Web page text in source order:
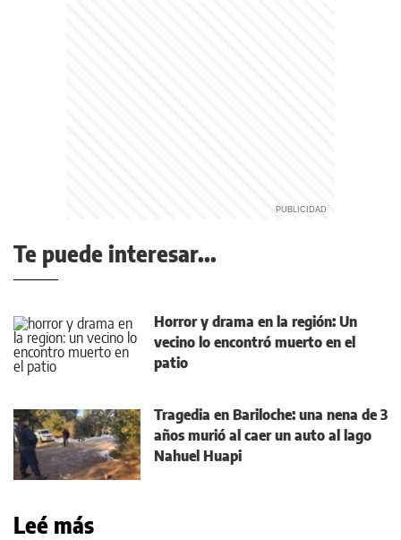
Te puede interesar...
Horror y drama en la región: Un
vecino lo encontró muerto en el
patio
Tragedia en Bariloche: una nena de 3
años murió al caer un auto al lago
Nahuel Huapi
Leé más